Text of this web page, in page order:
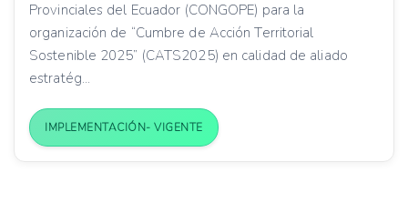
Provinciales del Ecuador (CONGOPE) para la
organización de “Cumbre de Acción Territorial
Sostenible 2025” (CATS2025) en calidad de aliado
estratég...
IMPLEMENTACIÓN- VIGENTE